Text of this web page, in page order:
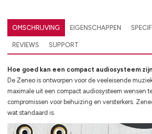
OMSCHRIJVING EIGENSCHAPPEN
REVIEWS SUPPORT
Hoe goed kan een compact audiosysteem
De Zeneo is ontworpen voor de veeleisende
maximale uit een compact audiosysteem wensen
compromissen voor behuizing en versterkers.
wat standaard is.